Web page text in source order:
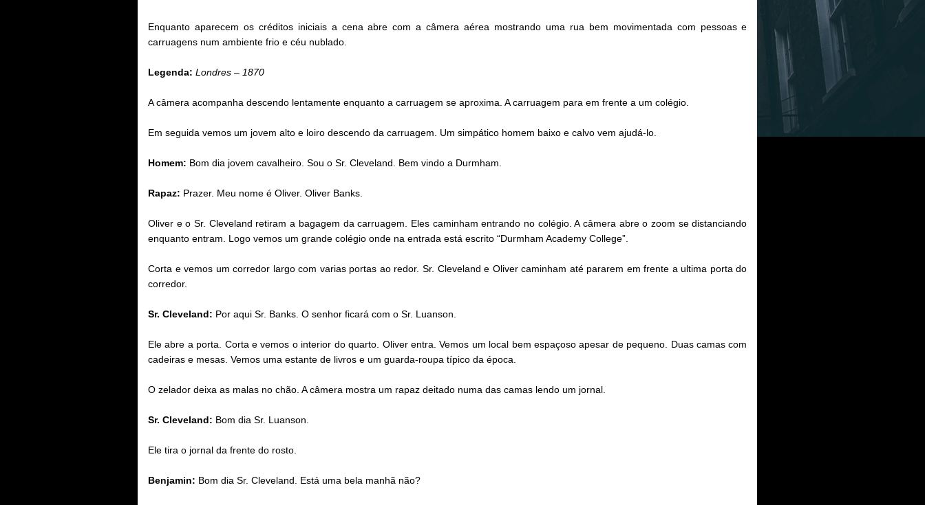
Enquanto aparecem os créditos iniciais a cena abre com a câmera aérea mostrando uma rua bem movimentada com pessoas e
carruagens num ambiente frio e céu nublado.
Legenda: Londres – 1870
A câmera acompanha descendo lentamente enquanto a carruagem se aproxima. A carruagem para em frente a um colégio.
Em seguida vemos um jovem alto e loiro descendo da carruagem. Um simpático homem baixo e calvo vem ajudá-lo.
Homem: Bom dia jovem cavalheiro. Sou o Sr. Cleveland. Bem vindo a Durmham.
Rapaz: Prazer. Meu nome é Oliver. Oliver Banks.
Oliver e o Sr. Cleveland retiram a bagagem da carruagem. Eles caminham entrando no colégio. A câmera abre o zoom se distanciando
enquanto entram. Logo vemos um grande colégio onde na entrada está escrito “Durmham Academy College”.
Corta e vemos um corredor largo com varias portas ao redor. Sr. Cleveland e Oliver caminham até pararem em frente a ultima porta do
corredor.
Sr. Cleveland: Por aqui Sr. Banks. O senhor ficará com o Sr. Luanson.
Ele abre a porta. Corta e vemos o interior do quarto. Oliver entra. Vemos um local bem espaçoso apesar de pequeno. Duas camas com
cadeiras e mesas. Vemos uma estante de livros e um guarda-roupa típico da época.
O zelador deixa as malas no chão. A câmera mostra um rapaz deitado numa das camas lendo um jornal.
Sr. Cleveland: Bom dia Sr. Luanson.
Ele tira o jornal da frente do rosto.
Benjamin: Bom dia Sr. Cleveland. Está uma bela manhã não?